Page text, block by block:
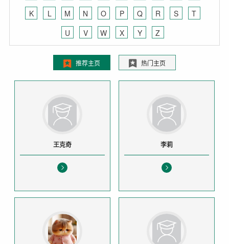
K
L M N O P Q R S
T
U
V W X Y Z
推荐主页 热门主页
王克奇 李莉